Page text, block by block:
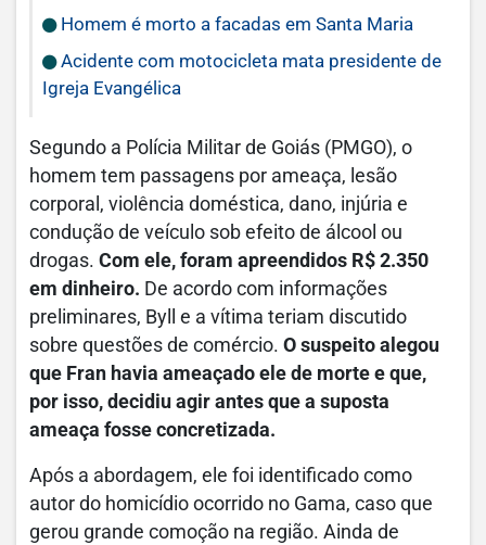
Homem é morto a facadas em Santa Maria
Acidente com motocicleta mata presidente de
Igreja Evangélica
Segundo a Polícia Militar de Goiás (PMGO), o
homem tem passagens por ameaça, lesão
corporal, violência doméstica, dano, injúria e
condução de veículo sob efeito de álcool ou
drogas. Com ele, foram apreendidos R$ 2.350
em dinheiro. De acordo com informações
preliminares, Byll e a vítima teriam discutido
sobre questões de comércio. O suspeito alegou
que Fran havia ameaçado ele de morte e que,
por isso, decidiu agir antes que a suposta
ameaça fosse concretizada.
Após a abordagem, ele foi identificado como
autor do homicídio ocorrido no Gama, caso que
gerou grande comoção na região. Ainda de